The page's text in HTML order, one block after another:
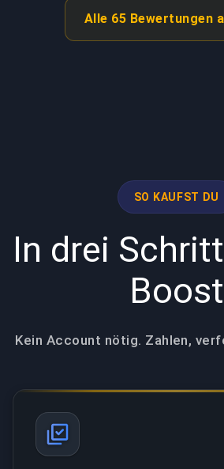
Alle 65 Bewertungen
SO KAUFST DU
In drei
Boost
Kein Account nötig. Zahlen,